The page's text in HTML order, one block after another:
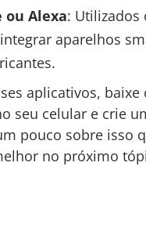
ou Alexa: Utilizados
aparelhos
aplicativos, baixe
seu celular e crie
pouco sobre isso
no próximo